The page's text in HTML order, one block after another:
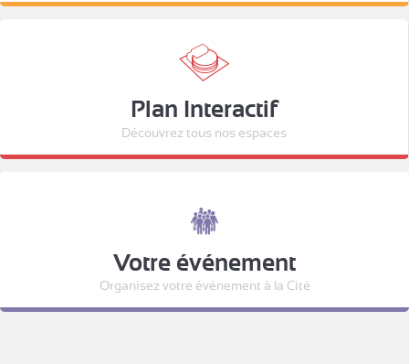
Plan Interactif
Découvrez tous nos espaces
Votre événement
Organisez votre événement à la Cité